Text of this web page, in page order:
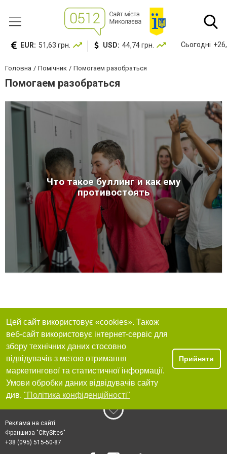
EUR: 51,63 грн. USD: 44,74 грн. Сьогодні
Головна Помічник Помогаем разобраться
Помогаем разобраться
Что такое буллинг и как ему
противостоять
Цей сайт використовує «cookies». Також
веб-сайт використовує інтернет-сервіс для
збору технічних даних стосовно
відвідувачів з метою отримання
маркетингової та статистичної інформації.
Умови обробки даних відвідувачів сайту
див. "Політика конфіденційності"
Прийняти
Реклама на сайті
Франшиза "CitySites"
+38 (095) 515-50-87